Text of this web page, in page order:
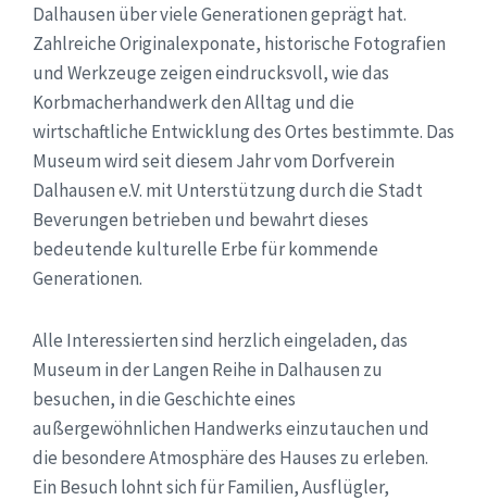
Dalhausen über viele Generationen geprägt hat.
Zahlreiche Originalexponate, historische Fotografien
und Werkzeuge zeigen eindrucksvoll, wie das
Korbmacherhandwerk den Alltag und die
wirtschaftliche Entwicklung des Ortes bestimmte. Das
Museum wird seit diesem Jahr vom Dorfverein
Dalhausen e.V. mit Unterstützung durch die Stadt
Beverungen betrieben und bewahrt dieses
bedeutende kulturelle Erbe für kommende
Generationen.
Alle Interessierten sind herzlich eingeladen, das
Museum in der Langen Reihe in Dalhausen zu
besuchen, in die Geschichte eines
außergewöhnlichen Handwerks einzutauchen und
die besondere Atmosphäre des Hauses zu erleben.
Ein Besuch lohnt sich für Familien, Ausflügler,